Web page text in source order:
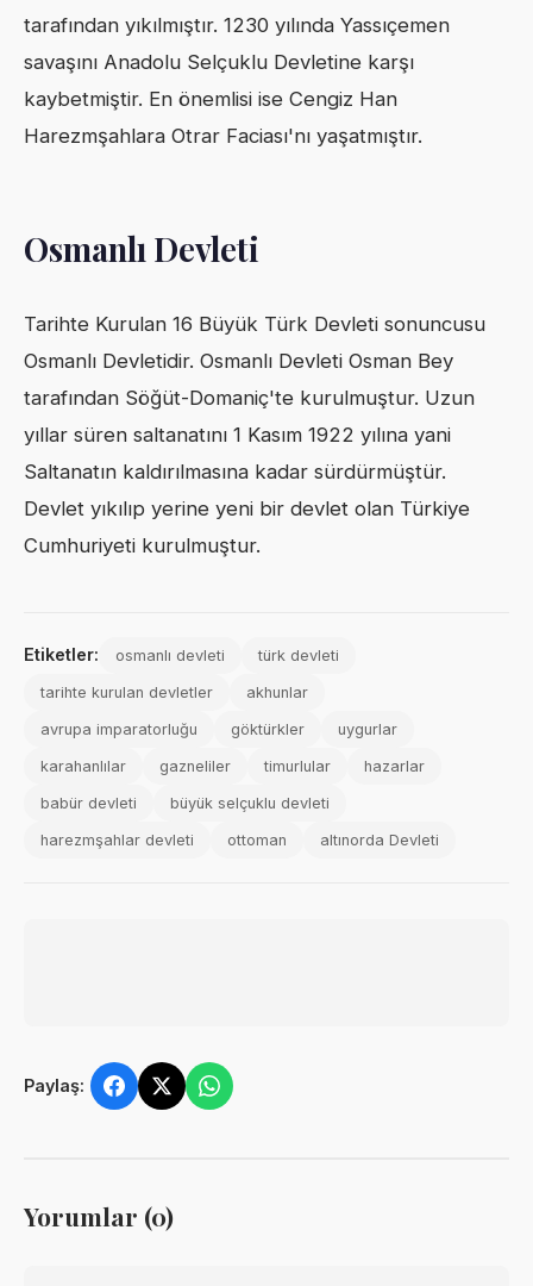
tarafından yıkılmıştır. 1230 yılında Yassıçemen
savaşını Anadolu Selçuklu Devletine karşı
kaybetmiştir. En önemlisi ise Cengiz Han
Harezmşahlara Otrar Faciası'nı yaşatmıştır.
Osmanlı Devleti
Tarihte Kurulan 16 Büyük Türk Devleti sonuncusu
Osmanlı Devletidir. Osmanlı Devleti Osman Bey
tarafından Söğüt-Domaniç'te kurulmuştur. Uzun
yıllar süren saltanatını 1 Kasım 1922 yılına yani
Saltanatın kaldırılmasına kadar sürdürmüştür.
Devlet yıkılıp yerine yeni bir devlet olan Türkiye
Cumhuriyeti kurulmuştur.
Etiketler: osmanlı devleti türk devleti
tarihte kurulan devletler akhunlar
avrupa imparatorluğu göktürkler uygurlar
karahanlılar gazneliler timurlular hazarlar
babür devleti büyük selçuklu devleti
harezmşahlar devleti ottoman altınorda Devleti
Paylaş:
Yorumlar (0)